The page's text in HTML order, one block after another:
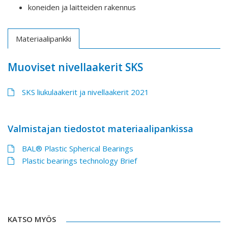
koneiden ja laitteiden rakennus
Materiaalipankki
Muoviset nivellaakerit SKS
SKS liukulaakerit ja nivellaakerit 2021
Valmistajan tiedostot materiaalipankissa
BAL® Plastic Spherical Bearings
Plastic bearings technology Brief
KATSO MYÖS